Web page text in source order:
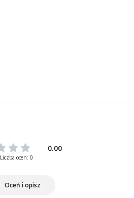
0.00
Liczba ocen: 0
Oceń i opisz